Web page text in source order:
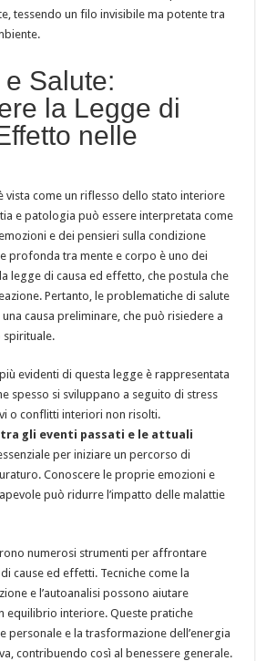
tessendo un filo invisibile ma potente tra
Salute:
la Legge di
nelle
vista come un riflesso dello stato interiore
e patologia può essere interpretata come
e dei pensieri sulla condizione
profonda tra mente e corpo è uno dei
legge di causa ed effetto, che postula che
Pertanto, le problematiche di salute
causa preliminare, che può risiedere a
spirituale.
evidenti di questa legge è rappresentata
spesso si sviluppano a seguito di stress
o conflitti interiori non risolti.
gli eventi passati e le attuali
per iniziare un percorso di
Conoscere le proprie emozioni e
può ridurre l’impatto delle malattie
numerosi strumenti per affrontare
cause ed effetti. Tecniche come la
e l’autoanalisi possono aiutare
equilibrio interiore. Queste pratiche
personale e la trasformazione dell’energia
contribuendo così al benessere generale.